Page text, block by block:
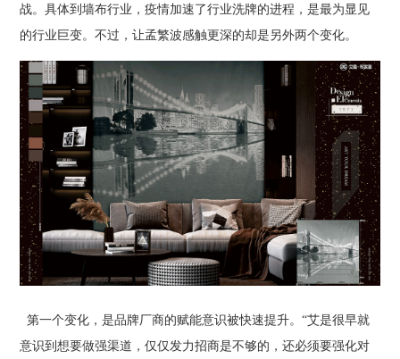
战。具体到墙布行业，疫情加速了行业洗牌的进程，是最为显见
的行业巨变。不过，让孟繁波感触更深的却是另外两个变化。
第一个变化，是品牌厂商的赋能意识被快速提升。“艾是很早就
意识到想要做强渠道，仅仅发力招商是不够的，还必须要强化对